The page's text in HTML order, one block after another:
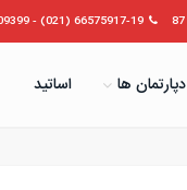
66575917-19 (021) - 09394309399
دپارتمان ها اساتید